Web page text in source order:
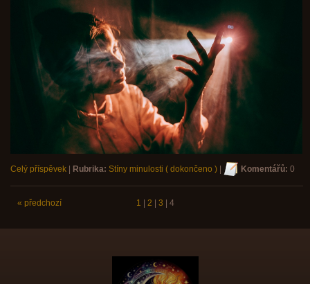
Celý příspěvek | Rubrika: Stíny minulosti ( dokončeno ) | Komentářů: 0
« předchozí 1 | 2 | 3 | 4